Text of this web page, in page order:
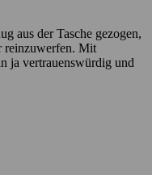
aus der Tasche gezogen,
reinzuwerfen. Mit
ja vertrauenswürdig und